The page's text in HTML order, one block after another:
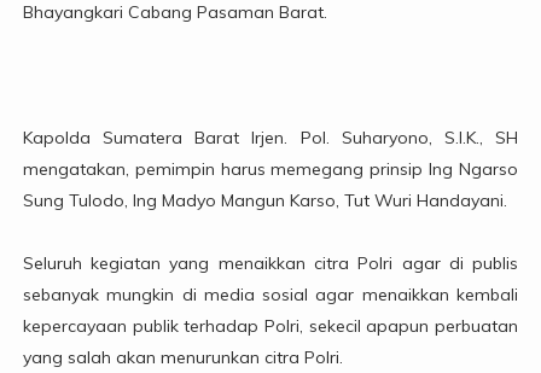
Bhayangkari Cabang Pasaman Barat.
Kapolda Sumatera Barat Irjen. Pol. Suharyono, S.I.K., SH
mengatakan, pemimpin harus memegang prinsip Ing Ngarso
Sung Tulodo, Ing Madyo Mangun Karso, Tut Wuri Handayani.
Seluruh kegiatan yang menaikkan citra Polri agar di publis
sebanyak mungkin di media sosial agar menaikkan kembali
kepercayaan publik terhadap Polri, sekecil apapun perbuatan
yang salah akan menurunkan citra Polri.